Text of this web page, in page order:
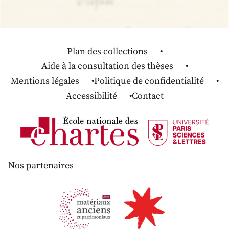
Plan des collections
Aide à la consultation des thèses
Mentions légales
Politique de confidentialité
Accessibilité
Contact
Nos partenaires